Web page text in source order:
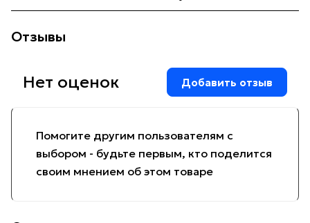
Отзывы
Помогите другим пользователям с
выбором - будьте первым, кто поделится
своим мнением об этом товаре
Нет оценок Добавить отзыв